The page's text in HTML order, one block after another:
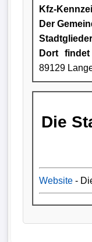
Kfz-
Der
Dort
89129
Die
Website-